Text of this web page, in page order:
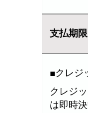
支払期限
■クレジ
クレジ
は即時